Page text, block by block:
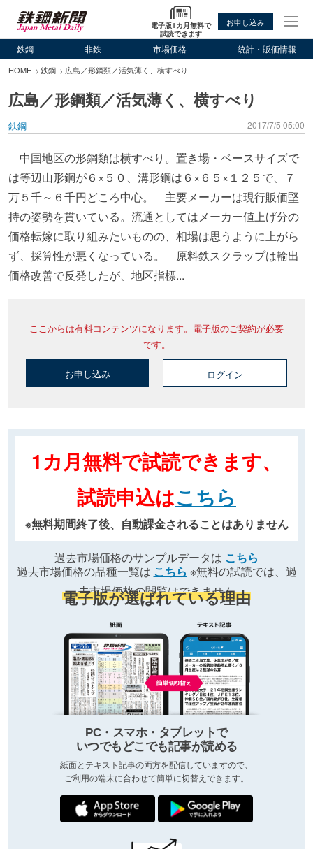
電子版1カ月無料で
試読できます
お申し込み
鉄鋼 非鉄 市場価格 統計・販価情報
HOME 鉄鋼 広島／形鋼類／活気薄く、横すべり
広島／形鋼類／活気薄く、横すべり
鉄鋼 2017/7/5 05:00
中国地区の形鋼類は横すべり。置き場・ベースサイズで
は等辺山形鋼が６×５０、溝形鋼は６×６５×１２５で、７
万５千～６千円どころ中心。 主要メーカーは現行販価堅
持の姿勢を貫いている。流通としてはメーカー値上げ分の
価格転嫁に取り組みたいものの、相場は思うように上がら
ず、採算性が悪くなっている。 原料鉄スクラップは輸出
価格改善で反発したが、地区指標...
ここからは有料コンテンツになります。電子版のご契約が必要
です。
お申し込み ログイン
1カ月無料で試読できます、
試読申込はこちら
※無料期間終了後、自動課金されることはありません
過去市場価格のサンプルデータは こちら
過去市場価格の品種一覧は こちら ※無料の試読では、過
去市場価格の閲覧はできません
電子版が選ばれている理由
PC・スマホ・タブレットで
いつでもどこでも記事が読める
紙面とテキスト記事の両方を配信していますので、
ご利用の端末に合わせて簡単に切替えできます。